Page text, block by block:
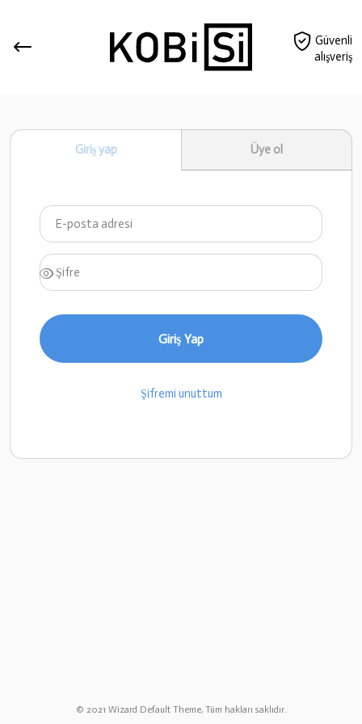
Güvenli
alışveriş
Giriş yap Üye ol
Giriş Yap
Şifremi unuttum
© 2021 Wizard Default Theme, Tüm hakları saklıdır.